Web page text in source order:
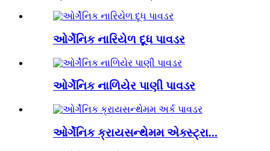
ઓર્ગેનિક નારિયેળ દૂધ પાવડર
ઓર્ગેનિક નાળિયેર પાણી પાવડર
ઓર્ગેનિક ક્રાયસન્થેમમ એક્સ્ટ્રા...